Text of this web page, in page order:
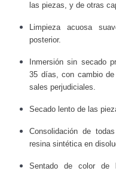
las piezas, y de otras
Limpieza acuosa
posterior.
Inmersión sin secado
35 días, con cambio
sales perjudiciales.
Secado lento de las
Consolidación de
resina sintética en
Sentado de color de